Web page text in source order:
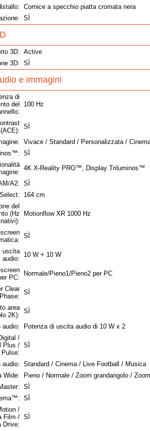
Cornice a specchio piatta cromata nera
SÌ
3D: Active
3D: SÌ
e immagini
di
del
100 Hz
SÌ
Vivace / Standard / Personalizzata /
SÌ
4K X-Reality PRO™, Display Triluminos™
A2: SÌ
164 cm
del
(Hz
nativi):
Motionflow XR 1000 Hz
SÌ
uscita
audio:
10 W + 10 W
PC:
Normale/Pieno1/Pieno2 per PC
Clear
Phase:
SÌ
area
2K):
SÌ
audio:
Potenza di uscita audio di 10 W x 2
/
Plus / SÌ
audio: Standard / Cinema / Live Football / Musica
Wide:
Pieno / Normale / Zoom grandangolo /
SÌ
SÌ
/
Film /
Drive:
SÌ